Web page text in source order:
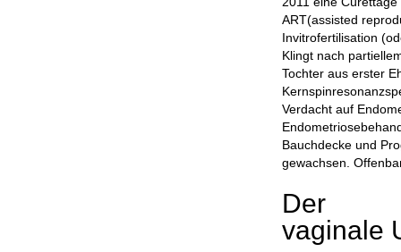
ART(assisted
Invitrofertilisation
Klingt nach
Tochter aus erster
Verdacht auf
Bauchdecke und
gewachsen.
Der
vaginale